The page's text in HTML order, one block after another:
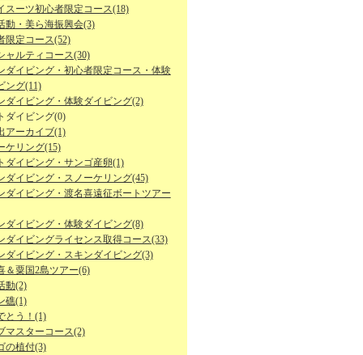
スーツ初心者限定コース(18)
動・美ら海振興会(3)
限定コース(52)
ャルティコース(30)
ダイビング・初心者限定コース・体験
ング(11)
ダイビング・体験ダイビング(2)
ダイビング(0)
アーカイブ(1)
ケリング(15)
ダイビング・サンゴ産卵(1)
ダイビング・スノーケリング(45)
ダイビング・渡名喜遠征ボートツアー
ダイビング・体験ダイビング(8)
ダイビングライセンス取得コース(33)
ダイビング・スキンダイビング(3)
＆粟国2島ツアー(6)
動(2)
礁(1)
とう！(1)
マスターコース(2)
の植付(3)